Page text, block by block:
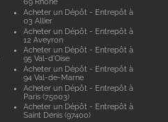
69 Rhône
Acheter un Dépôt - Entrepôt à
03 Allier
Acheter un Dépôt - Entrepôt à
12 Aveyron
Acheter un Dépôt - Entrepôt à
95 Val-d'Oise
Acheter un Dépôt - Entrepôt à
94 Val-de-Marne
Acheter un Dépôt - Entrepôt à
Paris (75003)
Acheter un Dépôt - Entrepôt à
Saint Denis (97400)